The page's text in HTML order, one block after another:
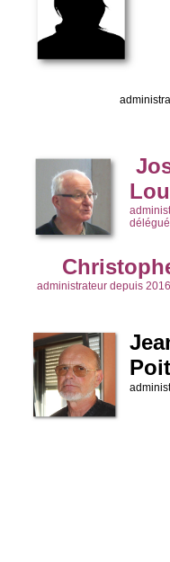
délégué
administrateur depuis